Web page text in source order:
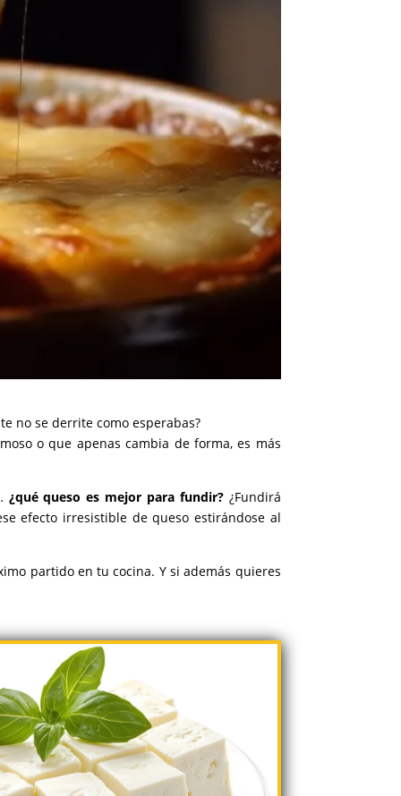
no se derrite como esperabas?
o que apenas cambia de forma, es más
¿qué queso es mejor para fundir?¿Fundirá
efecto irresistible de queso estirándose al
partido en tu cocina. Y si además quieres